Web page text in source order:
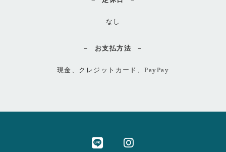
なし
お支払方法
現金、クレジットカード、PayPay